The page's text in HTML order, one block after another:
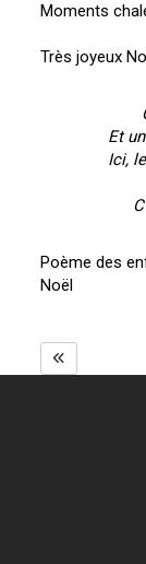
Moments
Très joyeux
Et
Ici,
Poème des
Noël